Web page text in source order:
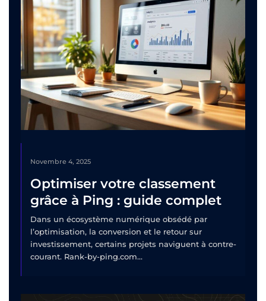
Novembre 4, 2025
Optimiser votre classement
grâce à Ping : guide complet
Dans un écosystème numérique obsédé par
l’optimisation, la conversion et le retour sur
investissement, certains projets naviguent à contre-
courant. Rank-by-ping.com...